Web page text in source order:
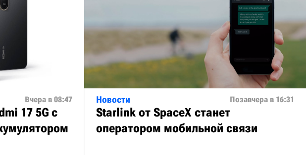
Вчера в 08:47
17 5G с
Новости Позавчера в 16:31
Starlink от SpaceX станет
оператором мобильной связи